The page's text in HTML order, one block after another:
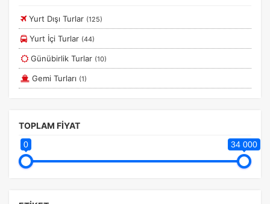
İç Anadolu Turları
İstanbul Turları
Kapadokya Turları
Konya Turları
Marmara Turları
Yurt Dışı Turlar (125)
Yurt İçi Turlar (44)
Günübirlik Turlar (10)
Gemi Turları (1)
TOPLAM FİYAT
0 34 000